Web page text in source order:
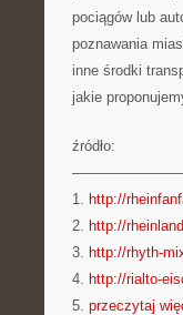
pociągów lub
poznawania
inne środki
jakie
źródło:
1. http://
2. http://
3. http://rhyth-
4. http://rialto-
5. przeczytaj